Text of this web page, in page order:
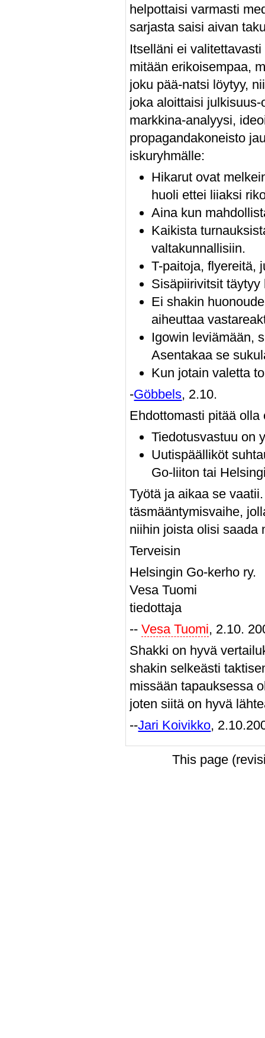
helpottaisi varmasti
sarjasta saisi aivan
Itselläni ei
mitään erikoisempaa,
joku pää-natsi löytyy,
joka aloittaisi
markkina-analyysi,
propagandakoneisto
iskuryhmälle:
Hikarut ovat
huoli ettei liiaksi
Aina kun
Kaikista
valtakunnallisiin.
T-paitoja, flyereitä,
Sisäpiirivitsit
Ei shakin
aiheuttaa
Igowin leviämään,
Asentakaa se
Kun jotain valetta
-Göbbels, 2.10.
Ehdottomasti pitää
Tiedotusvastuu on
Uutispäälliköt
Go-liiton tai
Työtä ja aikaa se
täsmääntymisvaihe,
niihin joista olisi saada
Terveisin
Helsingin Go-kerho ry.
Vesa Tuomi
tiedottaja
--Vesa Tuomi, 2.10.
Shakki on hyvä
shakin selkeästi
missään tapauksessa
joten siitä on hyvä
--Jari Koivikko,
This page